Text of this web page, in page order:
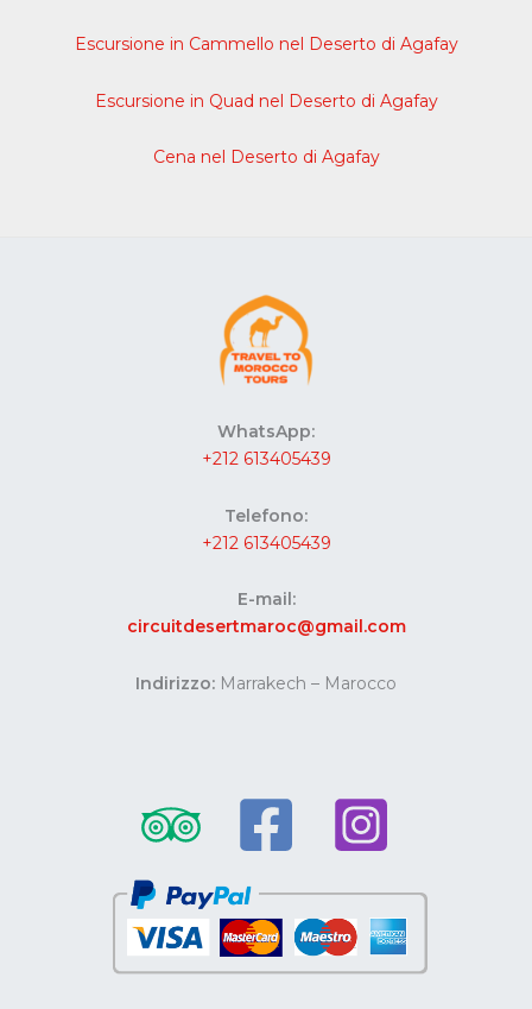
Escursione in Cammello nel Deserto di Agafay
Escursione in Quad nel Deserto di Agafay
Cena nel Deserto di Agafay
WhatsApp:
+212 613405439
Telefono:
+212 613405439
E-mail:
circuitdesertmaroc@gmail.com
Indirizzo: Marrakech – Marocco